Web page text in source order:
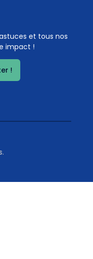
et tous nos
impact !
!